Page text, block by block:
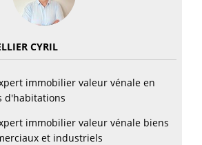
CYRIL
immobilier valeur vénale en
d'habitations
immobilier valeur vénale biens
et industriels